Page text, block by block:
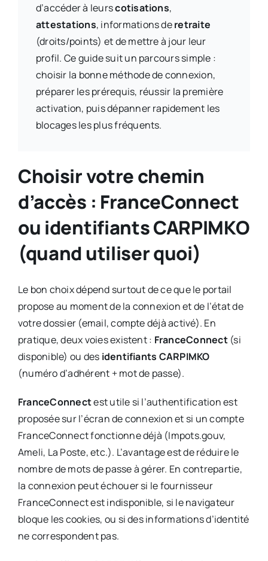
d’accéder à leurscotisations,
attestations, informations deretraite
(droits/points) et de mettre à jour leur
profil. Ce guide suit un parcours simple :
choisir la bonne méthode de connexion,
préparer les prérequis, réussir la première
activation, puis dépanner rapidement les
blocages les plus fréquents.
Choisir votre chemin
d’accès : FranceConnect
ou identifiants CARPIMKO
(quand utiliser quoi)
Le bon choix dépend surtout de ce que le portail
propose au moment de la connexion et de l’état de
votre dossier (email, compte déjà activé). En
pratique, deux voies existent : FranceConnect(si
disponible) ou des identifiants CARPIMKO
(numéro d’adhérent + mot de passe).
FranceConnectest utile si l’authentification est
proposée sur l’écran de connexion et si un compte
FranceConnect fonctionne déjà (Impots.gouv,
Ameli, La Poste, etc.). L’avantage est de réduire le
nombre de mots de passe à gérer. En contrepartie,
la connexion peut échouer si le fournisseur
FranceConnect est indisponible, si le navigateur
bloque les cookies, ou si des informations d’identité
ne correspondent pas.